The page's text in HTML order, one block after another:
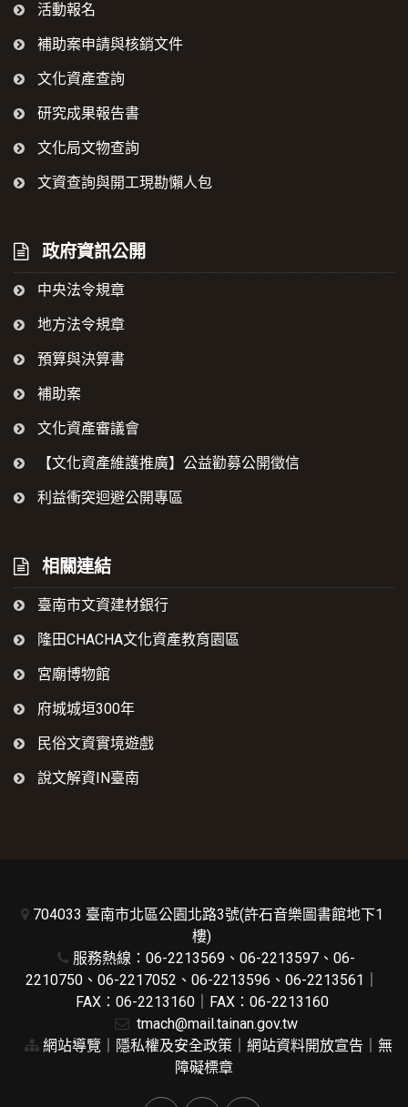
活動報名
補助案申請與核銷文件
文化資產查詢
研究成果報告書
文化局文物查詢
文資查詢與開工現勘懶人包
政府資訊公開
中央法令規章
地方法令規章
預算與決算書
補助案
文化資產審議會
【文化資產維護推廣】公益勸募公開徵信
利益衝突迴避公開專區
相關連結
臺南市文資建材銀行
隆田CHACHA文化資產教育園區
宮廟博物館
府城城垣300年
民俗文資實境遊戲
說文解資IN臺南
704033 臺南市北區公園北路3號(許石音樂圖書館地下1
樓)
服務熱線：06-2213569、06-2213597、06-
2210750、06-2217052、06-2213596、06-2213561｜
FAX：06-2213160｜FAX：06-2213160
tmach@mail.tainan.gov.tw
網站導覽
隱私權及安全政策 網站資料開放宣告
無
障礙標章